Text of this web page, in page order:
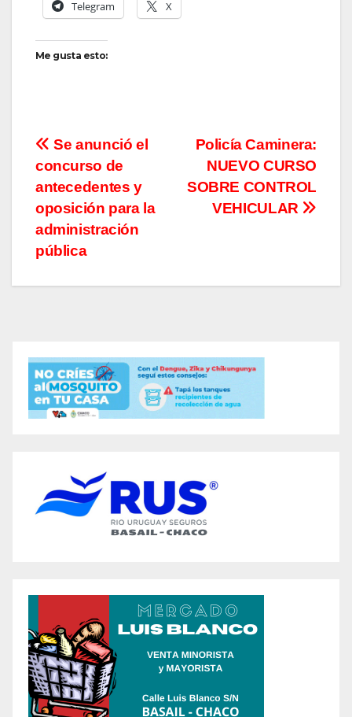
Telegram X
Me gusta esto:
Navegación
de
entradas
Policía Caminera:
NUEVO CURSO
SOBRE CONTROL
VEHICULAR
Se anunció el
concurso de
antecedentes y
oposición para la
administración
pública